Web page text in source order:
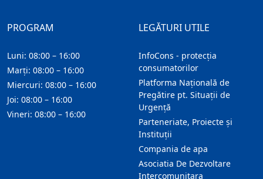
LEGĂTURI UTILE
InfoCons - protecția
consumatorilor
Platforma Națională de
Pregătire pt. Situații de
Urgență
Parteneriate, Proiecte și
Instituții
Compania de apa
Asociatia De Dezvoltare
Intercomunitara
PROGRAM
Luni: 08:00 – 16:00
Marți: 08:00 – 16:00
Miercuri: 08:00 – 16:00
Joi: 08:00 – 16:00
Vineri: 08:00 – 16:00